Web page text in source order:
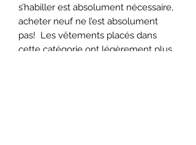
s’habiller est absolument nécessaire,
acheter neuf ne l’est absolument
pas! Les vêtements placés dans
cette catégorie ont légèrement plus